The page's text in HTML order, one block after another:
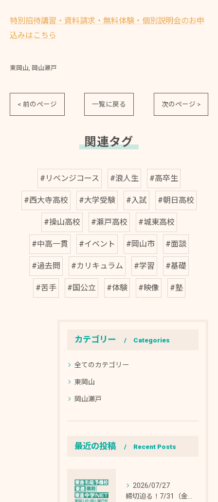
特別招待講習・資料請求・無料体験・個別説明会のお申
込みはこちら
東岡山 岡山瀬戸
< 前のページ 一覧に戻る 次のページ >
関連タグ
#リベンジコース #浪人生 #高卒生
#西大寺高校 #大学受験 #入試 #朝日高校
#操山高校 #瀬戸高校 #城東高校
#中高一貫 #イベント #岡山市 #面談
#過去問 #カリキュラム #学習 #基礎
#苦手 #国公立 #体験 #映像 #塾
カテゴリー Categories
全てのカテゴリー
東岡山
岡山瀬戸
最近の投稿 Recent Posts
2026/07/27